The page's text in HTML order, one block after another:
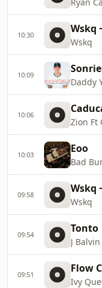
10:30
Wskq
10:09
Daddy
10:06
Zion Ft
10:03 Eoo
Bad
09:58
Wskq
09:54 Tonto
J
09:51 Flow
Ivy